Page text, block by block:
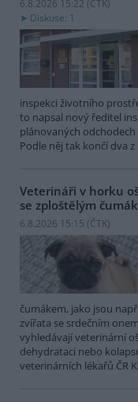
6.8.2026 15:22 (ČTK)
Diskuse: 1
inspekci životního
to napsal nový ředitel
plánovaných odchodech
Podle něj tak končí dva
Veterináři v horku
se zploštělým
6.8.2026 15:15 (ČTK)
čumákem, jako jsou
zvířata se srdečním
vyhledávají veterinární
dehydrataci nebo
veterinárních lékařů ČR